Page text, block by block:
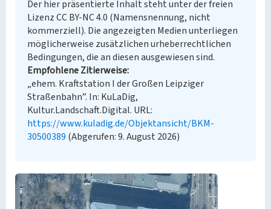
Der hier präsentierte Inhalt steht unter der freien
Lizenz CC BY-NC 4.0 (Namensnennung, nicht
kommerziell). Die angezeigten Medien unterliegen
möglicherweise zusätzlichen urheberrechtlichen
Bedingungen, die an diesen ausgewiesen sind.
Empfohlene Zitierweise
„ehem. Kraftstation I der Großen Leipziger
Straßenbahn”. In: KuLaDig,
Kultur.Landschaft.Digital. URL:
https://www.kuladig.de/Objektansicht/BKM-
30500389 (Abgerufen: 9. August 2026)